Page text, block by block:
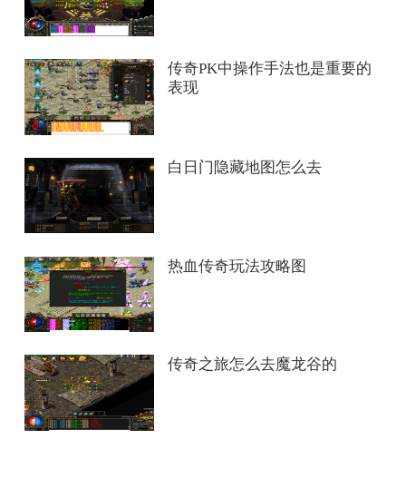
传奇PK中操作手法也是重要的
表现
白日门隐藏地图怎么去
热血传奇玩法攻略图
传奇之旅怎么去魔龙谷的